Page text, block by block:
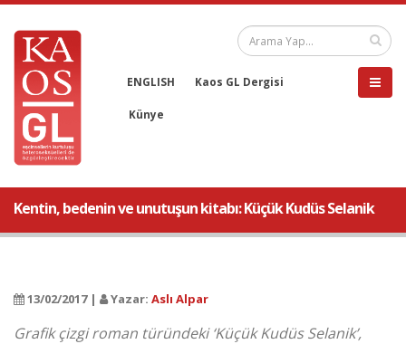
ENGLISH Kaos GL Dergisi
Künye
Kentin, bedenin ve unutuşun kitabı: Küçük Kudüs Selanik
13/02/2017 | Yazar: Aslı Alpar
Grafik çizgi roman türündeki ‘Küçük Kudüs Selanik’,